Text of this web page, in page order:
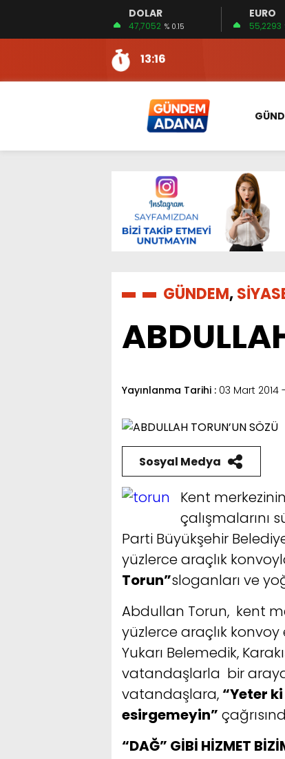
DOLAR
47,7052 % 0.15
EURO
55,2293
13:10
İKİNCİ 500’DE
13:16
2:08
16:00
AKILLI MERCEK
10:06
ADANA’DAKİ
13:54
NACAR: ESNAFIN
13:19
NACAR, DAHA İYİ
SULAMA
14:24
HERKES İÇİN
14:22
EMEKLİLER EN
13:10
İKİNCİ 500’DE
GÜNDEM,
Yayınlanma Tarihi : 03 Mart 2014
Sosyal Medya
Kent
çalışmalarını
Parti Büyükşehir
yüzlerce araçlık
Torun”sloganları ve
Abdullan Torun, kent
yüzlerce araçlık konvoy
Yukarı Belemedik,
vatandaşlarla bir
vatandaşlara, “Yeter
esirgemeyin”
“DAĞ” GİBİ HİZMET